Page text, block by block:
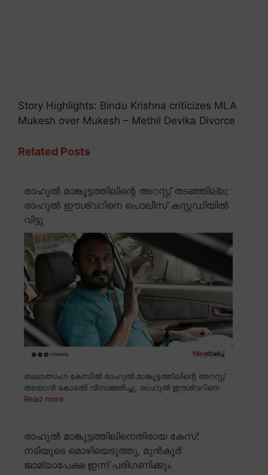
Story Highlights: Bindu Krishna criticizes MLA
Mukesh over Mukesh – Methil Devika Divorce
Related Posts
രാഹുൽ മാങ്കൂട്ടത്തിലിന്റെ അറസ്റ്റ് തടഞ്ഞില്ല;
രാഹുൽ ഈശ്വറിനെ പൊലീസ് കസ്റ്റഡിയിൽ
വിട്ടു
ബലാത്സംഗ കേസിൽ രാഹുൽ മാങ്കൂട്ടത്തിലിന്റെ അറസ്റ്റ്
തടയാൻ കോടതി വിസമ്മതിച്ചു. രാഹുൽ ഈശ്വറിനെ
Read more
രാഹുൽ മാങ്കൂട്ടത്തിലിനെതിരായ കേസ്:
നടിയുടെ മൊഴിയെടുത്തു, മുൻകൂർ
ജാമ്യാപേക്ഷ ഇന്ന് പരിഗണിക്കും